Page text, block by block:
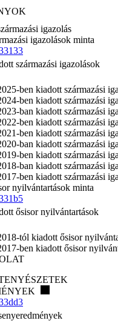
igazolás
igazolások minta
származási igazolások
ben kiadott származási
ben kiadott származási
ban kiadott származási
ben kiadott származási
ben kiadott származási
ban kiadott származási
ben kiadott származási
ban kiadott származási
ben kiadott származási
nyilvántartások minta
ősisor nyilvántartások
tól kiadott ősisor
ben kiadott ősisor